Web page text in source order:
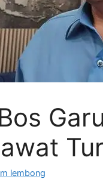
lembong